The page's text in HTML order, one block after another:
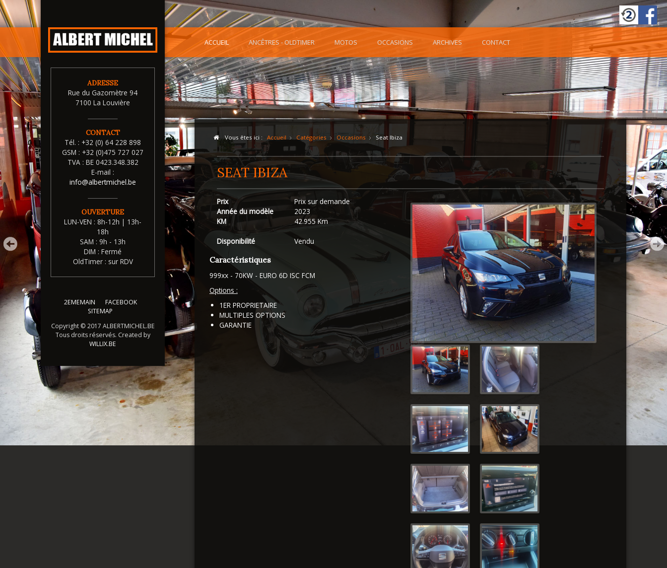
ADRESSE
Rue du Gazomètre 94
7100 La Louvière
CONTACT
Tél. : +32 (0) 64 228 898
GSM : +32 (0)475 727 027
TVA : BE 0423.348.382
E-mail :
info@albertmichel.be
OUVERTURE
LUN-VEN : 8h-12h | 13h-
18h
SAM : 9h - 13h
DIM : Fermé
OldTimer : sur RDV
2EMEMAIN
FACEBOOK
SITEMAP
Copyright © 2017 ALBERTMICHEL.BE
Tous droits réservés. Created by
WILLIX.BE
ACCUEIL ANCÊTRES - OLDTIMER MOTOS OCCASIONS ARCHIVES CONTACT
Vous êtes ici : Accueil Catégories Occasions Seat Ibiza
SEAT IBIZA
Prix
Prix sur demande
Année du modèle
2023
KM
42.955 Km
Disponibilité Vendu
Caractéristiques
999xx - 70KW - EURO 6D ISC FCM
Options :
1ER PROPRIETAIRE
MULTIPLES OPTIONS
GARANTIE